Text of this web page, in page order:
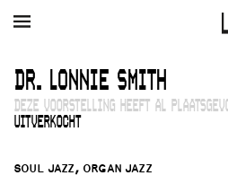
AGENDA FILM MUZIEK
Winkelmandje
Zoek
DR. LONNIE SMITH
DEZE VOORSTELLING HEEFT AL
UITVERKOCHT
SOUL JAZZ, ORGAN JAZZ